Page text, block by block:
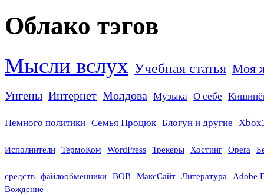
Облако тэгов
Мысли вслух Учебная статья Моя
Унгены Интернет Молдова Музыка О себе
Немного политики Семья Процюк Блогун и другие
Исполнители ТермоКом WordPress Трекеры Хостинг Opera
средств файлообменники ВОВ МаксСайт Литература
Adobe
Вождение